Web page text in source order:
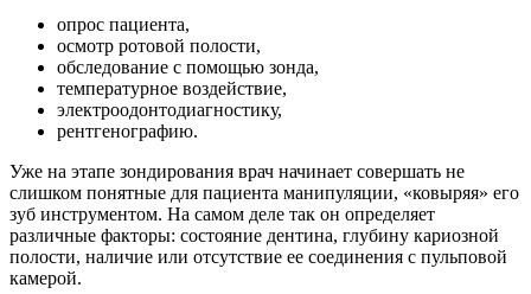
опрос пациента,
осмотр ротовой полости,
обследование с помощью зонда,
температурное воздействие,
электроодонтодиагностику,
рентгенографию.
Уже на этапе зондирования врач начинает совершать не
слишком понятные для пациента манипуляции, «ковыряя» его
зуб инструментом. На самом деле так он определяет
различные факторы: состояние дентина, глубину кариозной
полости, наличие или отсутствие ее соединения с пульповой
камерой.